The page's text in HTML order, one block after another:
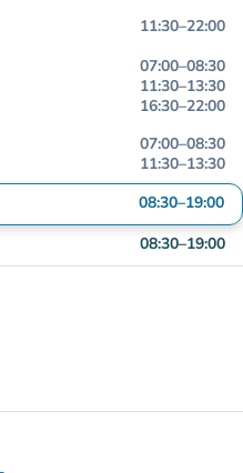
11:30–22:00
07:00–08:30
11:30–13:30
16:30–22:00
07:00–08:30
11:30–13:30
08:30–19:00
08:30–19:00